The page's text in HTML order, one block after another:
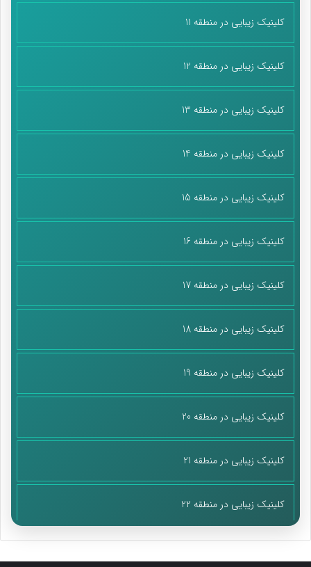
کلینیک زیبایی در منطقه 11
کلینیک زیبایی در منطقه 12
کلینیک زیبایی در منطقه 13
کلینیک زیبایی در منطقه 14
کلینیک زیبایی در منطقه 15
کلینیک زیبایی در منطقه 16
کلینیک زیبایی در منطقه 17
کلینیک زیبایی در منطقه 18
کلینیک زیبایی در منطقه 19
کلینیک زیبایی در منطقه 20
کلینیک زیبایی در منطقه 21
کلینیک زیبایی در منطقه 22